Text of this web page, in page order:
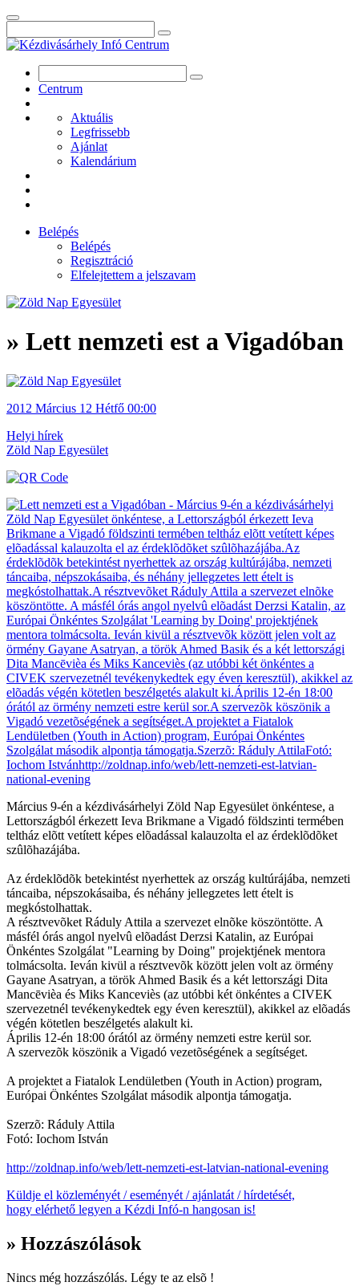
Centrum
Aktuális
Legfrissebb
Ajánlat
Kalendárium
Belépés
Belépés
Regisztráció
Elfelejtettem a jelszavam
» Lett nemzeti est a Vigadóban
2012 Március 12 Hétfő 00:00
Helyi hírek
Zöld Nap Egyesület
Március 9-én a kézdivásárhelyi Zöld Nap Egyesület önkéntese, a
Lettországból érkezett Ieva Brikmane a Vigadó földszinti termében
teltház elõtt vetített képes elõadással kalauzolta el az érdeklõdõket
szûlõhazájába.
Az érdeklõdõk betekintést nyerhettek az ország kultúrájába, nemzeti
táncaiba, népszokásaiba, és néhány jellegzetes lett ételt is
megkóstolhattak.
A résztvevõket Ráduly Attila a szervezet elnõke köszöntötte. A
másfél órás angol nyelvû elõadást Derzsi Katalin, az Európai
Önkéntes Szolgálat "Learning by Doing" projektjének mentora
tolmácsolta. Ieván kivül a résztvevõk között jelen volt az örmény
Gayane Asatryan, a török Ahmed Basik és a két lettországi Dita
Mancēvièa és Miks Kanceviès (az utóbbi két önkéntes a CIVEK
szervezetnél tevékenykedtek egy éven keresztül), akikkel az elõadás
végén kötetlen beszélgetés alakult ki.
Április 12-én 18:00 órától az örmény nemzeti estre kerül sor.
A szervezõk köszönik a Vigadó vezetõségének a segítséget.
A projektet a Fiatalok Lendületben (Youth in Action) program,
Európai Önkéntes Szolgálat második alpontja támogatja.
Szerzõ: Ráduly Attila
Fotó: Iochom István
http://zoldnap.info/web/lett-nemzeti-est-latvian-national-evening
Küldje el közleményét / eseményét / ajánlatát / hírdetését,
hogy elérhető legyen a Kézdi Infó-n hangosan is!
» Hozzászólások
Nincs még hozzászólás. Légy te az elsõ !